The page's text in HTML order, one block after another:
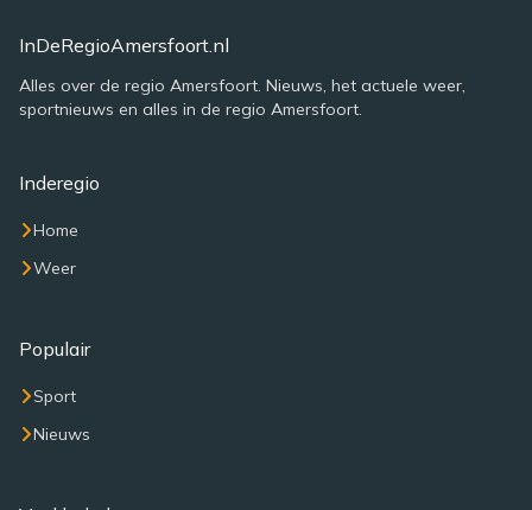
InDeRegioAmersfoort.nl
Alles over de regio Amersfoort. Nieuws, het actuele weer,
sportnieuws en alles in de regio Amersfoort.
Inderegio
Home
Weer
Populair
Sport
Nieuws